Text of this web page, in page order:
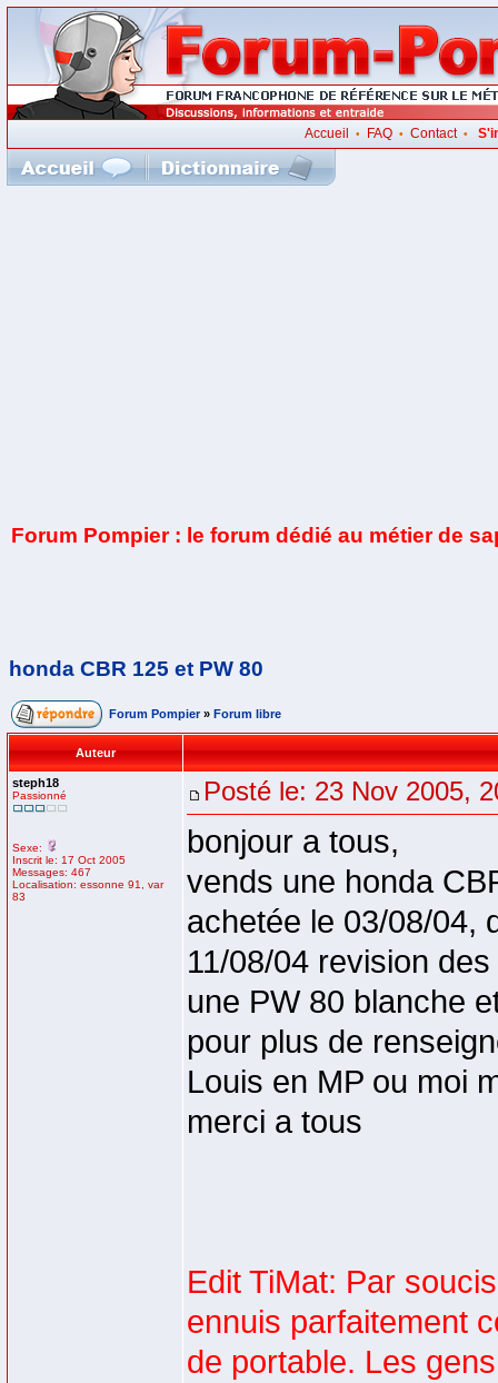
Accueil • FAQ• Contact•
Forum Pompier : le forum dédié au métier de
honda CBR 125 et PW 80
Forum Pompier » Forum libre
Auteur
steph18
Passionné
Sexe:
Inscrit le: 17 Oct 2005
Messages: 467
Localisation: essonne 91, var
83
Posté le: 23 Nov 2005,
bonjour a tous,
vends une honda
achetée le 03/08/04,
11/08/04 revision
une PW 80 blanche
pour plus de
Louis en MP ou moi
merci a tous
Edit TiMat: Par
ennuis parfaitement
de portable. Les